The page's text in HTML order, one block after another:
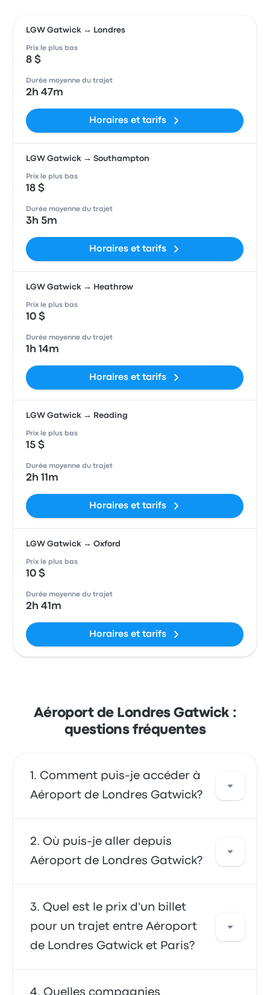
LGW Gatwick → Londres
Prix le plus bas
8 $
Durée moyenne du trajet
2h 47m
Horaires et tarifs
LGW Gatwick → Southampton
Prix le plus bas
18 $
Durée moyenne du trajet
3h 5m
Horaires et tarifs
LGW Gatwick → Heathrow
Prix le plus bas
10 $
Durée moyenne du trajet
1h 14m
Horaires et tarifs
LGW Gatwick → Reading
Prix le plus bas
15 $
Durée moyenne du trajet
2h 11m
Horaires et tarifs
LGW Gatwick → Oxford
Prix le plus bas
10 $
Durée moyenne du trajet
2h 41m
Horaires et tarifs
Aéroport de Londres Gatwick :
questions fréquentes
Comment puis-je accéder à
Aéroport de Londres Gatwick?
Vous pouvez prendre le bus ou le train, qui
offrent un accès direct à l'aéroport. Vous
pouvez également prendre un taxi ou utiliser
un service de covoiturage.
Où puis-je aller depuis
Aéroport de Londres Gatwick?
Depuis Aéroport de Londres Gatwick, vous
pouvez voyager vers de nombreuses
destinations, les plus populaires étant West
Hampstead Thameslink, London Stratford
trouver les meilleurs prix et horaires pour
Quel est le prix d'un billet
pour un trajet entre Aéroport
de Londres Gatwick et Paris?
En général, un billet entre Aéroport de
Quelles compagnies